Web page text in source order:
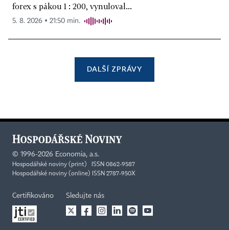
forex s pákou 1 : 200, vynuloval...
5. 8. 2026 ▪ 21:50 min.
DALŠÍ ZPRÁVY
© 1996-2026 Economia, a.s.
Hospodářské noviny (print) ISSN 0862-9587
Hospodářské noviny (online) ISSN 2787-950X
Certifikováno Sledujte nás